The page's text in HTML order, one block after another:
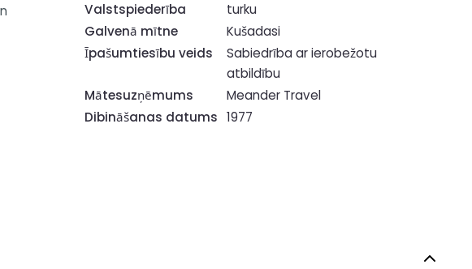
Valstspiederība
turku
Galvenā mītne
Kušadasi
Īpašumtiesību veids
Sabiedrība ar ierobežotu
atbildību
Mātesuzņēmums
Meander Travel
Dibināšanas datums 1977